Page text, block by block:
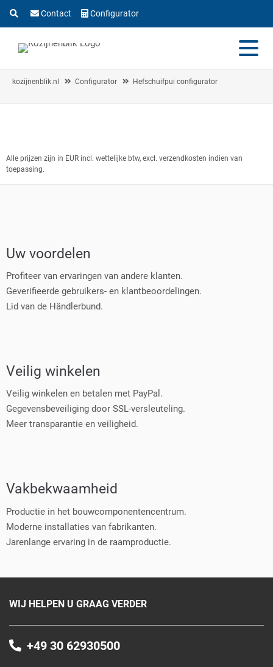
Contact Configurator
kozijnenblik.nl Configurator Hefschuifpui configurator
Alle prijzen zijn in EUR incl. wettelijke btw, excl. verzendkosten indien van
toepassing.
Uw voordelen
Profiteer van ervaringen van andere klanten.
Geverifieerde gebruikers- en klantbeoordelingen.
Lid van de Händlerbund.
Veilig winkelen
Veilig winkelen en betalen met PayPal.
Gegevensbeveiliging door SSL-versleuteling.
Meer transparantie en veiligheid.
Vakbekwaamheid
Productie in het bouwcomponentencentrum.
Moderne installaties van fabrikanten.
Jarenlange ervaring in de raamproductie.
WIJ HELPEN U GRAAG VERDER
+49 30 62930500